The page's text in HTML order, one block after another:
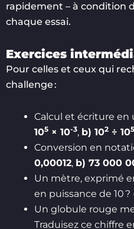
rapidement – à condition
chaque essai.
Exercices
Pour celles et ceux qui
challenge :
Calcul et écriture en
105 × 10-3, b) 102 ÷ 105
Conversion en
0,00012, b) 73 000
Un mètre, exprimé
en puissance de 10 ?
Un globule rouge
Traduisez ce chiffre